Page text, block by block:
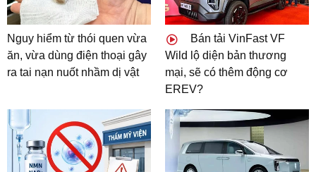
Nguy hiểm từ thói quen vừa
ăn, vừa dùng điện thoại gây
ra tai nạn nuốt nhầm dị vật
Bán tải VinFast VF
Wild lộ diện bản thương
mại, sẽ có thêm động cơ
EREV?